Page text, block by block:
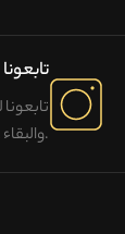
والبقاء على اطلاع على آخر الصيحات.